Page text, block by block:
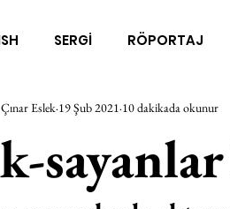
SERGİ RÖPORTAJ
SİNEMA ARAŞTIRMA
EGZERSİZLER YEL
Çınar Eslek 19 Şub 2021 10 dakikada okunur